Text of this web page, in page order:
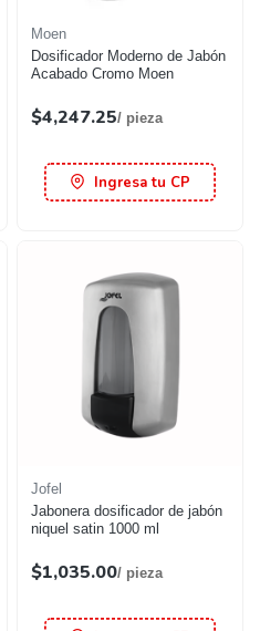
Moen
Dosificador Moderno de Jabón
Acabado Cromo Moen
$4,247.25/ pieza
Ingresa tu CP
Jofel
Jabonera dosificador de jabón
niquel satin 1000 ml
$1,035.00/ pieza